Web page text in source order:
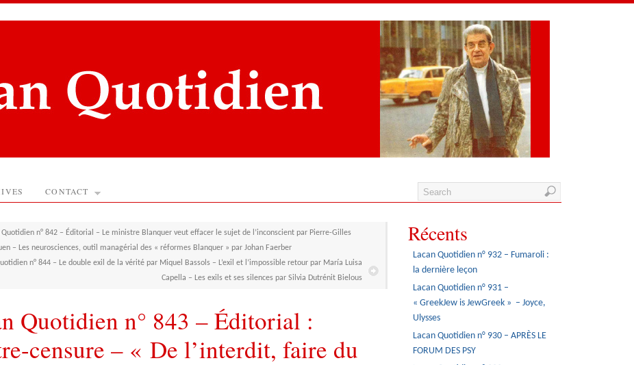
CONTACT
Quotidien n° 842 – Éditorial – Le ministre Blanquer veut effacer le sujet de l’inconscient par Pierre-Gilles
– Les neurosciences, outil managérial des « réformes Blanquer » par Johan Faerber
n° 844 – Le double exil de la vérité par Miquel Bassols – L’exil et l’impossible retour par María Luisa
Capella – Les exils et ses silences par Silvia Dutrénit Bielous
Quotidien n° 843 – Éditorial :
censure – « De l’interdit, faire du
Récents
Lacan Quotidien n° 932 – Fumaroli :
la dernière leçon
Lacan Quotidien n° 931 –
« GreekJew is JewGreek » – Joyce,
Ulysses
Lacan Quotidien n° 930 – APRÈS LE
FORUM DES PSY